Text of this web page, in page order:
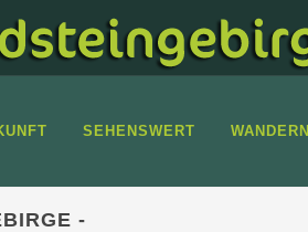
SEHENSWERT WANDERN
-